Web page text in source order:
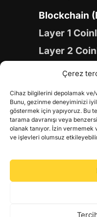
Çerez
Cihaz bilgilerini depolamak
Bunu, gezinme deneyiminizi
göstermek için yapıyoruz. Bu
tarama davranışı veya
olanak tanıyor. İzin
ve işlevleri olumsuz
Blockchain
Layer 1
Layer 2
Yapay Zeka
Gaming
RWA
DeFi Coinleri
DePIN
Metaverse
Web 3.0
Coin